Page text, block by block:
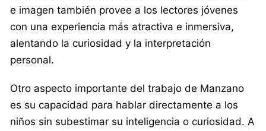
e imagen también provee a los lectores jóvenes
con una experiencia más atractiva e inmersiva,
alentando la curiosidad y la interpretación
personal.
Otro aspecto importante del trabajo de Manzano
es su capacidad para hablar directamente a los
niños sin subestimar su inteligencia o curiosidad. A